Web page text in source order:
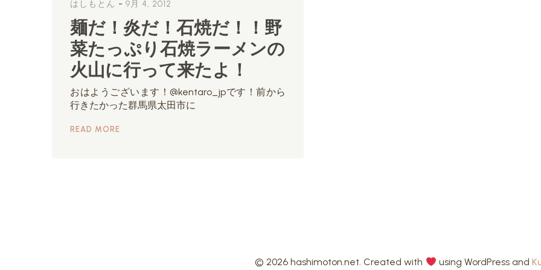
はしもとん - 9月 4, 2012
麺だ！炎だ！石焼だ！！野
菜たっぷり石焼ラーメンの
火山に行って来たよ！
おはようございます！@kentaro_jpです！前から
行きたかった群馬県太田市に
READ MORE
© 2026 hashimoton.net. Created with using WordPress and